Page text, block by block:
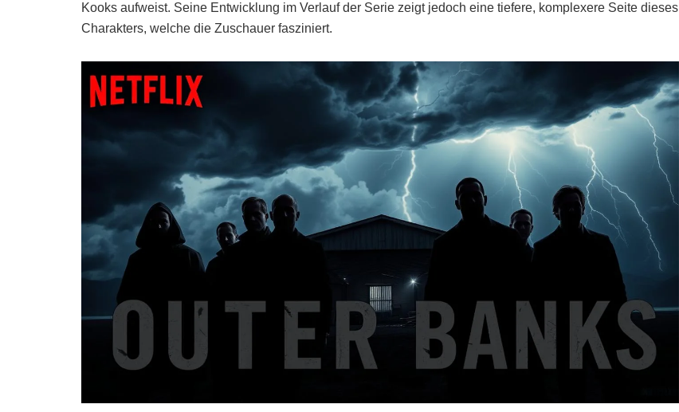
Kooks aufweist. Seine Entwicklung im Verlauf der Serie zeigt jedoch eine tiefere, komplexere Seite dieses
Charakters, welche die Zuschauer fasziniert.